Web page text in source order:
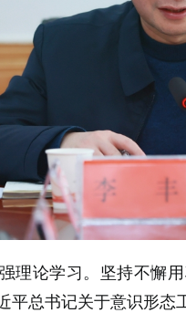
理论学习。坚持不懈
平总书记关于意识形